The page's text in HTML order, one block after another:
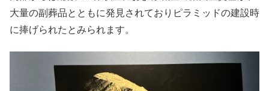
大量の副葬品とともに発見されておりピラミッドの建設時
に捧げられたとみられます。